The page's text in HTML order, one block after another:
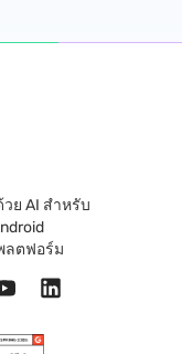
ย AI สำหรับ
ลตฟอร์ม